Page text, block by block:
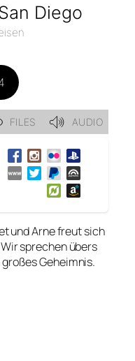
und Arne freut sich
sprechen übers
Geheimnis.